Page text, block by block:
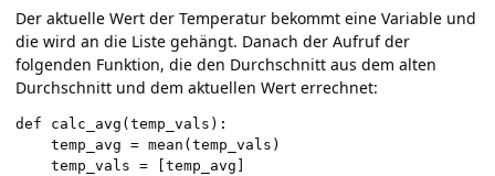
Der aktuelle Wert der Temperatur bekommt eine Variable und
die wird an die Liste gehängt. Danach der Aufruf der
folgenden Funktion, die den Durchschnitt aus dem alten
Durchschnitt und dem aktuellen Wert errechnet:
def calc_avg(temp_vals):
temp_avg = mean(temp_vals)
temp_vals = [temp_avg]